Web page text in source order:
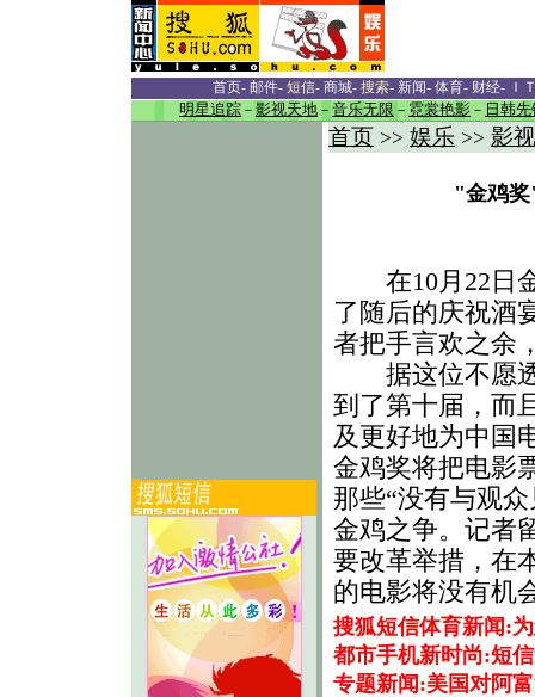
首页- 邮件- 短信- 商城- 搜索- 新闻- 体育- 财经- Ｉ
明星追踪 － 影视天地 － 音乐无限 － 霓裳艳影 － 日韩先
首页 >> 娱乐 >> 影
"金鸡奖
在10月22日金
了随后的庆祝酒
者把手言欢之余
据这位不愿透
到了第十届，而
及更好地为中国
金鸡奖将把电影
那些“没有与观
金鸡之争。记者
要改革举措，在
的电影将没有机
搜狐短信体育新闻:
都市手机新时尚:短
专题新闻:美国对阿